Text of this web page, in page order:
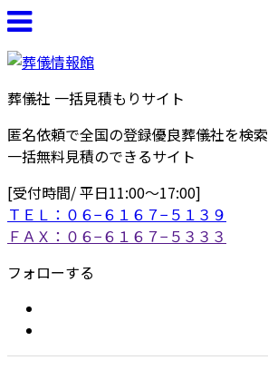
葬儀社 一括見積もりサイト
匿名依頼で全国の登録優良葬儀社を検索
一括無料見積のできるサイト
[受付時間/ 平日11:00〜17:00]
ＴＥＬ：０６−６１６７−５１３９
ＦＡＸ：０６−６１６７−５３３３
フォローする